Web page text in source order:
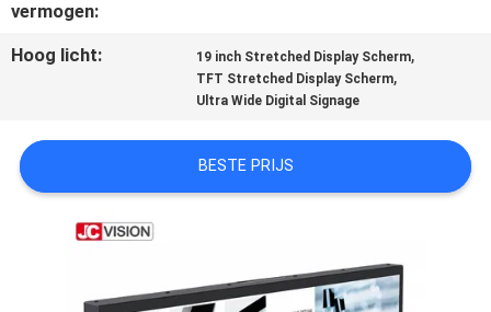
GEVALLEN
VRAAG
OFFERTE
vermogen:
Hoog licht: 19 inch Stretched Display Scherm,
TFT Stretched Display Scherm,
Ultra Wide Digital Signage
BESTE PRIJS